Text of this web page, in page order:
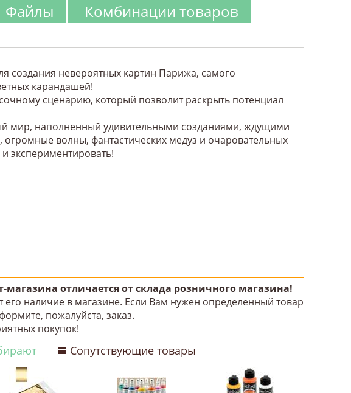
Файлы
Комбинации товаров
создания невероятных картин Парижа, самого
карандашей!
сценарию, который позволит раскрыть потенциал
мир, наполненный удивительными созданиями, ждущими
огромные волны, фантастических медуз и очаровательных
экспериментировать!
отличается от склада розничного магазина!
его наличие в магазине. Если Вам нужен определенный товар
пожалуйста, заказ.
покупок!
Сопутствующие товары